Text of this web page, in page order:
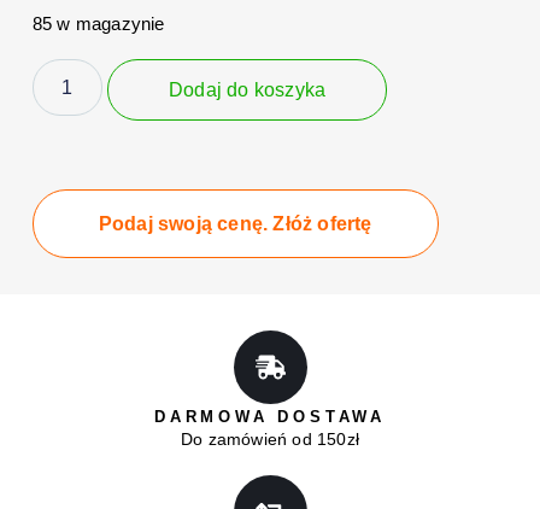
85 w magazynie
Podaj swoją cenę. Złóż ofertę
Dodaj do koszyka
DARMOWA DOSTAWA
Do zamówień od 150zł